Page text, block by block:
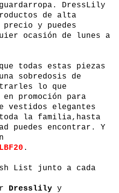
DressLily
de alta
y puedes
ocasión de lunes a
todas estas piezas
sobredosis de
lo que
promoción para
vestidos elegantes
la familia,hasta
puedes encontrar. Y
.
List junto a cada
Dresslily y